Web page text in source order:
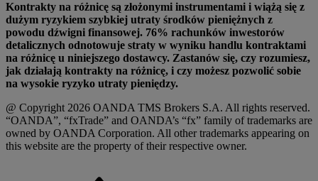
Kontrakty na różnicę są złożonymi instrumentami i wiążą się z
dużym ryzykiem szybkiej utraty środków pieniężnych z
powodu dźwigni finansowej. 76% rachunków inwestorów
detalicznych odnotowuje straty w wyniku handlu kontraktami
na różnicę u niniejszego dostawcy. Zastanów się, czy rozumiesz,
jak działają kontrakty na różnicę, i czy możesz pozwolić sobie
na wysokie ryzyko utraty pieniędzy.
@ Copyright 2026 OANDA TMS Brokers S.A. All rights reserved.
“OANDA”, “fxTrade” and OANDA’s “fx” family of trademarks are
owned by OANDA Corporation. All other trademarks appearing on
this website are the property of their respective owner.